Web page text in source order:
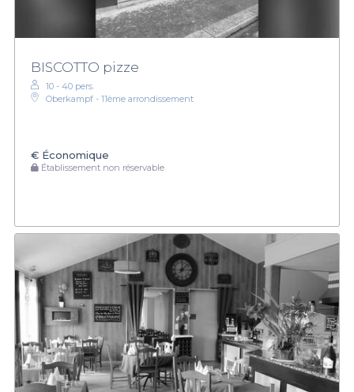
BISCOTTO pizze
10 - 40 pers.
Oberkampf - 11ème arrondissement
€ Économique
Établissement non réservable